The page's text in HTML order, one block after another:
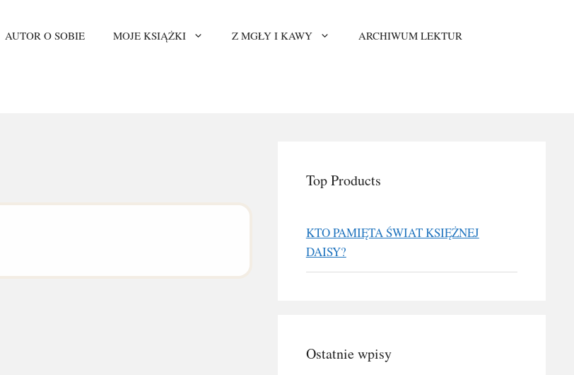
AUTOR O SOBIE MOJE KSIĄŻKI Z MGŁY I KAWY ARCHIWUM LEKTUR
Top Products
KTO PAMIĘTA ŚWIAT KSIĘŻNEJ
DAISY?
Ostatnie wpisy